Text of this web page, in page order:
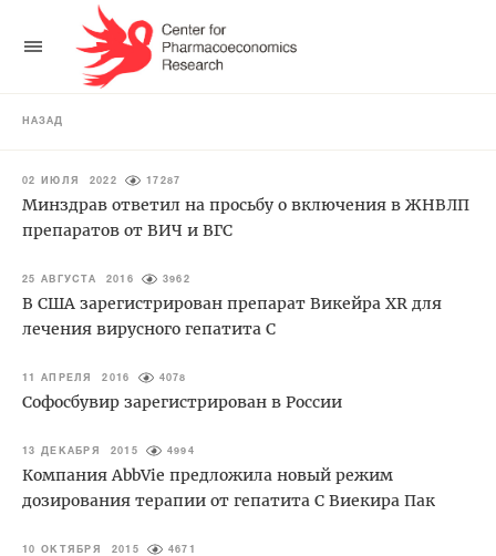
НАЗАД
02 ИЮЛЯ 2022 17287
Минздрав ответил на просьбу о включения в ЖНВЛП
препаратов от ВИЧ и ВГС
25 АВГУСТА 2016 3962
В США зарегистрирован препарат Викейра XR для
лечения вирусного гепатита С
11 АПРЕЛЯ 2016 4078
Софосбувир зарегистрирован в России
13 ДЕКАБРЯ 2015 4994
Компания AbbVie предложила новый режим
дозирования терапии от гепатита С Виекира Пак
10 ОКТЯБРЯ 2015 4671